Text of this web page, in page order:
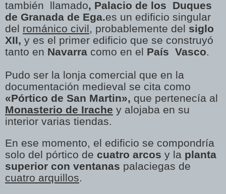
también llamado, Palacio de los Duques
de Granada de Ega.es un edificio singular
del románico civil, probablemente del siglo
XII, y es el primer edificio que se construyó
tanto en Navarra como en el País Vasco.
Pudo ser la lonja comercial que en la
documentación medieval se cita como
«Pórtico de San Martin», que pertenecía al
Monasterio de Irache y alojaba en su
interior varias tiendas.
En ese momento, el edificio se compondría
solo del pórtico de cuatro arcos y la planta
superior con ventanas palaciegas de
cuatro arquillos.